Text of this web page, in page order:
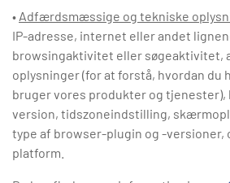
• Adfærdsmæssige og tekniske
IP-adresse, internet eller andet
browsingaktivitet eller
oplysninger (for at forstå, hvordan du
bruger vores produkter og tjenester),
version, tidszoneindstilling,
type af browser-plugin og -versioner,
platform.